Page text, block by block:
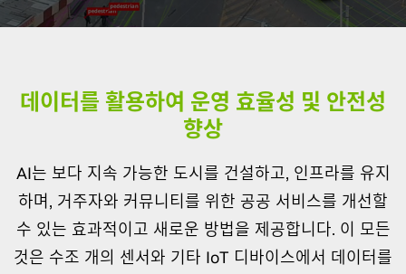
데이터를 활용하여 운영 효율성 및 안전성
향상
AI는 보다 지속 가능한 도시를 건설하고, 인프라를 유지
하며, 거주자와 커뮤니티를 위한 공공 서비스를 개선할
수 있는 효과적이고 새로운 방법을 제공합니다. 이 모든
것은 수조 개의 센서와 기타 IoT 디바이스에서 데이터를